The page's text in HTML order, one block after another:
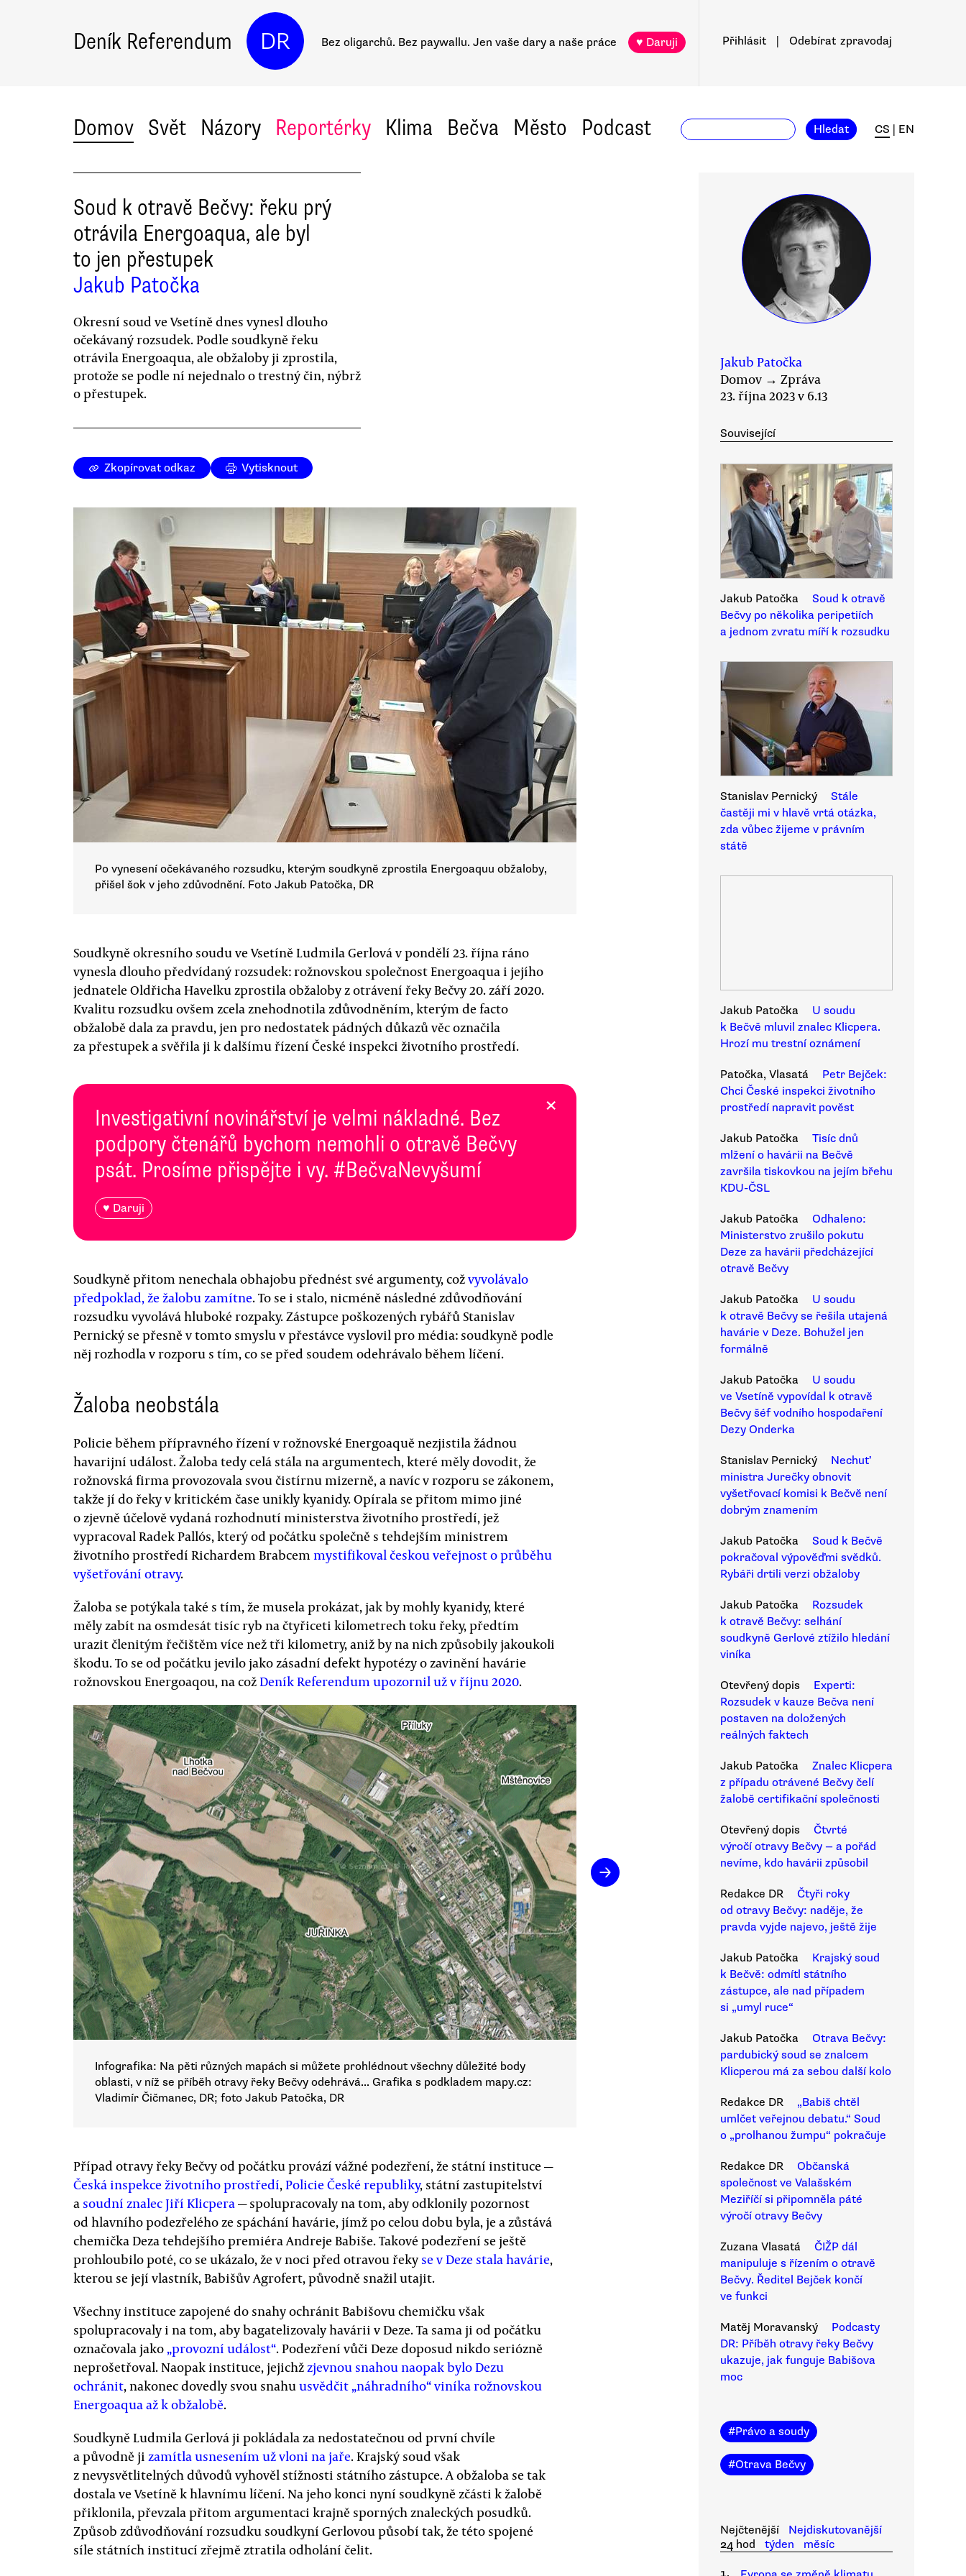
Deník Referendum DR Bez oligarchů. Bez paywallu. Jen vaše dary a naše práce ♥ Daruji Přihlásit Odebírat zpravodaj
Domov Svět Názory Reportérky Klima Bečva Město Podcast Hledat CS EN
Soud k otravě Bečvy: řeku prý
otrávila Energoaqua, ale byl
to jen přestupek
Jakub Patočka
Okresní soud ve Vsetíně dnes vynesl dlouho
očekávaný rozsudek. Podle soudkyně řeku
otrávila Energoaqua, ale obžaloby ji zprostila,
protože se podle ní nejednalo o trestný čin, nýbrž
o přestupek.
Zkopírovat odkaz Vytisknout
Po vynesení očekávaného rozsudku, kterým soudkyně zprostila Energoaquu obžaloby,
přišel šok v jeho zdůvodnění. Foto Jakub Patočka, DR
Soudkyně okresního soudu ve Vsetíně Ludmila Gerlová v pondělí 23. října ráno
vynesla dlouho předvídaný rozsudek: rožnovskou společnost Energoaqua i jejího
jednatele Oldřicha Havelku zprostila obžaloby z otrávení řeky Bečvy 20. září 2020.
Kvalitu rozsudku ovšem zcela znehodnotila zdůvodněním, kterým de facto
obžalobě dala za pravdu, jen pro nedostatek pádných důkazů věc označila
za přestupek a svěřila ji k dalšímu řízení České inspekci životního prostředí.
Investigativní novinářství je velmi nákladné. Bez
podpory čtenářů bychom nemohli o otravě Bečvy
psát. Prosíme přispějte i vy. #BečvaNevyšumí
♥ Daruji
×
Soudkyně přitom nenechala obhajobu přednést své argumenty, cožvyvolávalo
předpoklad, že žalobu zamítne. To se i stalo, nicméně následné zdůvodňování
rozsudku vyvolává hluboké rozpaky. Zástupce poškozených rybářů Stanislav
Pernický se přesně v tomto smyslu v přestávce vyslovil pro média: soudkyně podle
něj rozhodla v rozporu s tím, co se před soudem odehrávalo během líčení.
Žaloba neobstála
Policie během přípravného řízení v rožnovské Energoaquě nezjistila žádnou
havarijní událost. Žaloba tedy celá stála na argumentech, které měly dovodit, že
rožnovská firma provozovala svou čistírnu mizerně, a navíc v rozporu se zákonem,
takže jí do řeky v kritickém čase unikly kyanidy. Opírala se přitom mimo jiné
o zjevně účelově vydaná rozhodnutí ministerstva životního prostředí, jež
vypracoval Radek Pallós, který od počátku společně s tehdejším ministrem
životního prostředí Richardem Brabcemmystifikoval českou veřejnost o průběhu
vyšetřování otravy.
Žaloba se potýkala také s tím, že musela prokázat, jak by mohly kyanidy, které
měly zabít na osmdesát tisíc ryb na čtyřiceti kilometrech toku řeky, předtím
urazit členitým řečištěm více než tři kilometry, aniž by na nich způsobily jakoukoli
škodu. To se od počátku jevilo jako zásadní defekt hypotézy o zavinění havárie
rožnovskou Energoaqou, na cožDeník Referendum upozornil už v říjnu 2020.
→
Infografika: Na pěti různých mapách si můžete prohlédnout všechny důležité body
oblasti, v níž se příběh otravy řeky Bečvy odehrává... Grafika s podkladem mapy.cz:
Vladimír Čičmanec, DR; foto Jakub Patočka, DR
Případ otravy řeky Bečvy od počátku provází vážné podezření, že státní instituce —
Česká inspekce životního prostředí,Policie České republiky, státní zastupitelství
a soudní znalec Jiří Klicpera— spolupracovaly na tom, aby odklonily pozornost
od hlavního podezřelého ze spáchání havárie, jímž po celou dobu byla, je a zůstává
chemička Deza tehdejšího premiéra Andreje Babiše. Takové podezření se ještě
prohloubilo poté, co se ukázalo, že v noci před otravou řeky se v Deze stala havárie,
kterou se její vlastník, Babišův Agrofert, původně snažil utajit.
Všechny instituce zapojené do snahy ochránit Babišovu chemičku však
spolupracovaly i na tom, aby bagatelizovaly havárii v Deze. Ta sama ji od počátku
označovala jako „provozní událost“. Podezření vůči Deze doposud nikdo seriózně
neprošetřoval. Naopak instituce, jejichžzjevnou snahou naopak bylo Dezu
ochránit, nakonec dovedly svou snahuusvědčit „náhradního“ viníka rožnovskou
Energoaqua až k obžalobě.
Soudkyně Ludmila Gerlová ji pokládala za nedostatečnou od první chvíle
a původně ji zamítla usnesením už vloni na jaře. Krajský soud však
z nevysvětlitelných důvodů vyhověl stížnosti státního zástupce. A obžaloba se tak
dostala ve Vsetíně k hlavnímu líčení. Na jeho konci nyní soudkyně zčásti k žalobě
přiklonila, převzala přitom argumentaci krajně sporných znaleckých posudků.
Způsob zdůvodňování rozsudku soudkyní Gerlovou působí tak, že této spojené
síle státních institucí zřejmě ztratila odholání čelit.
Jakub Patočka
Domov → Zpráva
23. října 2023 v 6.13
Související
Jakub Patočka
Soud k otravě
Bečvy po několika peripetiích
a jednom zvratu míří k rozsudku
Stanislav Pernický
Stále
častěji mi v hlavě vrtá otázka,
zda vůbec žijeme v právním
státě
Jakub Patočka
U soudu
k Bečvě mluvil znalec Klicpera.
Hrozí mu trestní oznámení
Patočka, Vlasatá
Petr Bejček:
Chci České inspekci životního
prostředí napravit pověst
Jakub Patočka
Tisíc dnů
mlžení o havárii na Bečvě
završila tiskovkou na jejím břehu
KDU-ČSL
Jakub Patočka
Odhaleno:
Ministerstvo zrušilo pokutu
Deze za havárii předcházející
otravě Bečvy
Jakub Patočka
U soudu
k otravě Bečvy se řešila utajená
havárie v Deze. Bohužel jen
formálně
Jakub Patočka
U soudu
ve Vsetíně vypovídal k otravě
Bečvy šéf vodního hospodaření
Dezy Onderka
Stanislav Pernický
Nechuť
ministra Jurečky obnovit
vyšetřovací komisi k Bečvě není
dobrým znamením
Jakub Patočka
Soud k Bečvě
pokračoval výpověďmi svědků.
Rybáři drtili verzi obžaloby
Jakub Patočka
Rozsudek
k otravě Bečvy: selhání
soudkyně Gerlové ztížilo hledání
viníka
Otevřený dopis
Experti:
Rozsudek v kauze Bečva není
postaven na doložených
reálných faktech
Jakub Patočka
Znalec Klicpera
z případu otrávené Bečvy čelí
žalobě certifikační společnosti
Otevřený dopis
Čtvrté
výročí otravy Bečvy — a pořád
nevíme, kdo havárii způsobil
Redakce DR
Čtyři roky
od otravy Bečvy: naděje, že
pravda vyjde najevo, ještě žije
Jakub Patočka
Krajský soud
k Bečvě: odmítl státního
zástupce, ale nad případem
si „umyl ruce“
Jakub Patočka
Otrava Bečvy:
pardubický soud se znalcem
Klicperou má za sebou další kolo
Redakce DR
„Babiš chtěl
umlčet veřejnou debatu.“ Soud
o „prolhanou žumpu“ pokračuje
Redakce DR
Občanská
společnost ve Valašském
Meziříčí si připomněla páté
výročí otravy Bečvy
Zuzana Vlasatá
ČIŽP dál
manipuluje s řízením o otravě
Bečvy. Ředitel Bejček končí
ve funkci
Matěj Moravanský
Podcasty
DR: Příběh otravy řeky Bečvy
ukazuje, jak funguje Babišova
moc
#Právo a soudy
#Otrava Bečvy
Nejčtenější
Nejdiskutovanější
24 hod
týden
měsíc
1.